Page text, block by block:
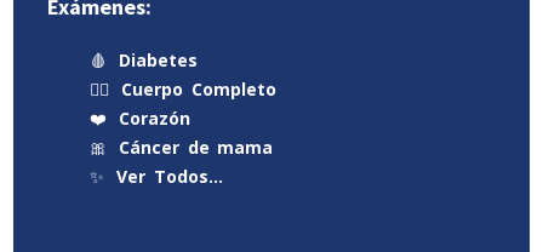
Exámenes:
🩸
Diabetes
🧍‍♂️
Cuerpo Completo
❤️
Corazón
🎀
Cáncer de mama
✨ Ver Todos…